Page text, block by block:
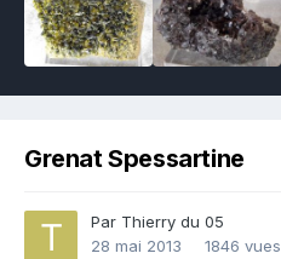
Grenat Spessartine
Par Thierry du 05
28 mai 2013
1846 vues